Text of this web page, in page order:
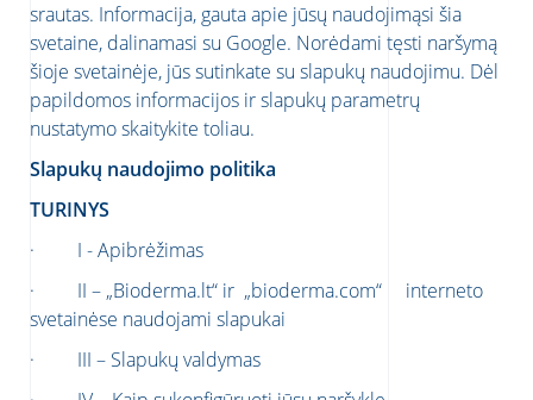
srautas. Informacija, gauta apie jūsų naudojimąsi šia
svetaine, dalinamasi su Google. Norėdami tęsti naršymą
šioje svetainėje, jūs sutinkate su slapukų naudojimu. Dėl
papildomos informacijos ir slapukų parametrų
nustatymo skaitykite toliau.
Slapukų naudojimo politika
TURINYS
· I - Apibrėžimas
· II – „Bioderma.lt“ ir „bioderma.com“ interneto
svetainėse naudojami slapukai
· III – Slapukų valdymas